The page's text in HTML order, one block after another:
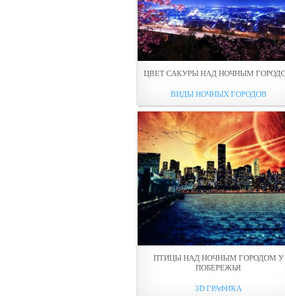
ЦВЕТ САКУРЫ НАД НОЧНЫМ
ВИДЫ НОЧНЫХ ГОРОДОВ
ПТИЦЫ НАД НОЧНЫМ ГОРОДОМ У
ПОБЕРЕЖЬЯ
3D ГРАФИКА